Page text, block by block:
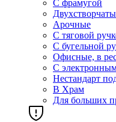
С фрамугой
Арочные
С тяговой
С бугельной
Офисные, в
С
Нестандарт
В Храм
Для больших